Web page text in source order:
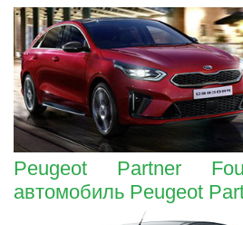
Peugeot Partner
автомобиль Peugeot